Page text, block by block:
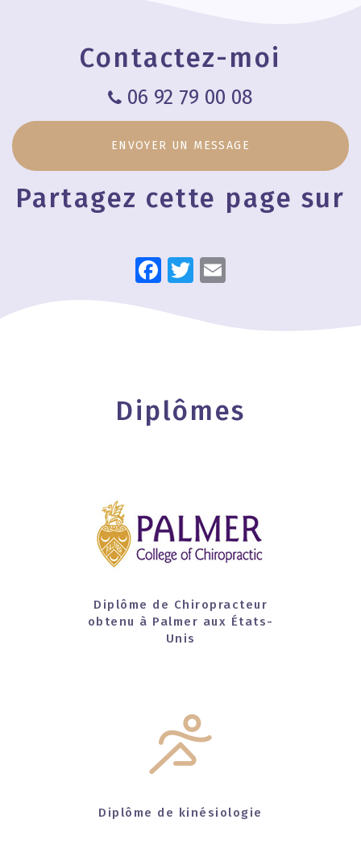
Contactez-moi
06 92 79 00 08
ENVOYER UN MESSAGE
Partagez cette page sur
Facebook
Twitter
Diplômes
Diplôme de Chiropracteur
obtenu à Palmer aux États-
Unis
Diplôme de kinésiologie